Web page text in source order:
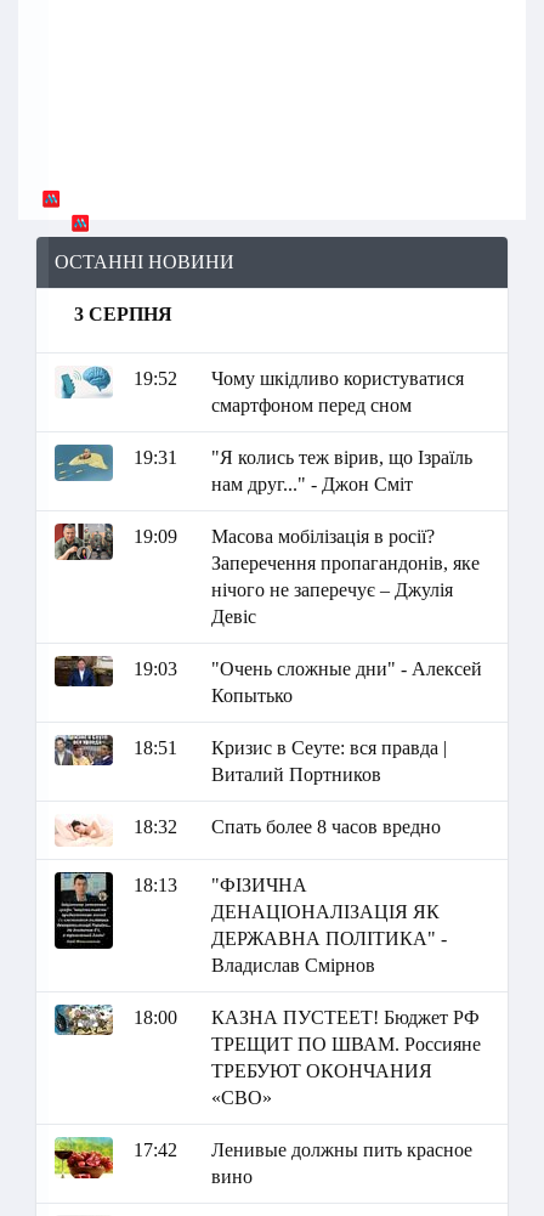
ОСТАННІ НОВИНИ
3 СЕРПНЯ
19:52
Чому шкідливо користуватися
смартфоном перед сном
19:31
"Я колись теж вірив, що Ізраїль
нам друг..." - Джон Сміт
19:09
Масова мобілізація в росії?
Заперечення пропагандонів, яке
нічого не заперечує – Джулія
Девіс
19:03
"Очень сложные дни" - Алексей
Копытько
18:51
Кризис в Сеуте: вся правда |
Виталий Портников
18:32 Спать более 8 часов вредно
18:13
"ФІЗИЧНА
ДЕНАЦІОНАЛІЗАЦІЯ ЯК
ДЕРЖАВНА ПОЛІТИКА" -
Владислав Смірнов
18:00
КАЗНА ПУСТЕЕТ! Бюджет РФ
ТРЕЩИТ ПО ШВАМ. Россияне
ТРЕБУЮТ ОКОНЧАНИЯ
«СВО»
17:42
Ленивые должны пить красное
вино